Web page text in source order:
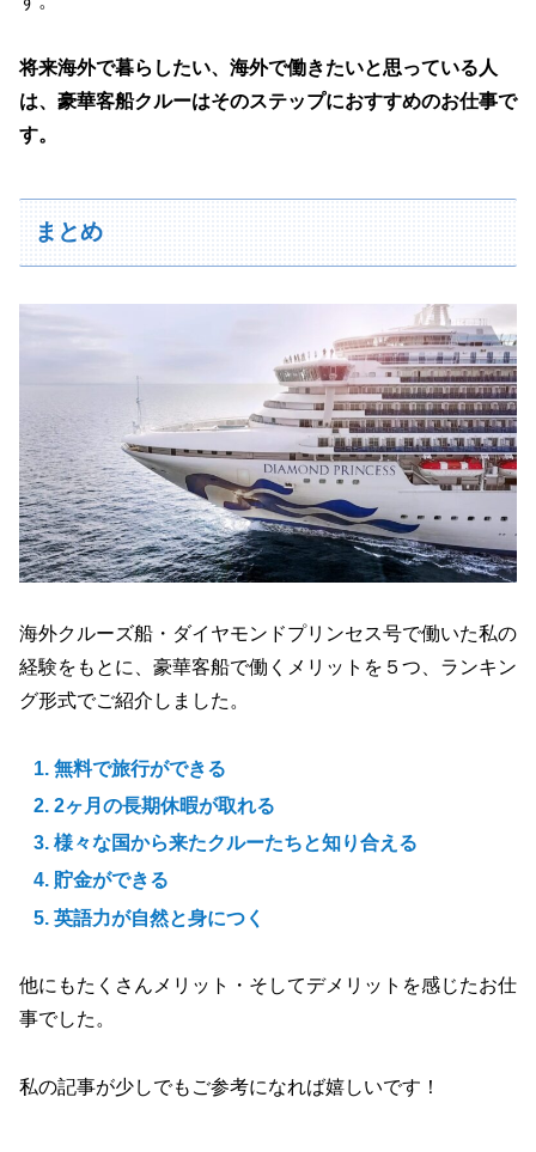
将来海外で暮らしたい、海外で働きたいと思っている人
は、豪華客船クルーはそのステップにおすすめのお仕事で
す。
まとめ
海外クルーズ船・ダイヤモンドプリンセス号で働いた私の
経験をもとに、豪華客船で働くメリットを５つ、ランキン
グ形式でご紹介しました。
無料で旅行ができる
2ヶ月の長期休暇が取れる
様々な国から来たクルーたちと知り合える
貯金ができる
英語力が自然と身につく
他にもたくさんメリット・そしてデメリットを感じたお仕
事でした。
私の記事が少しでもご参考になれば嬉しいです！